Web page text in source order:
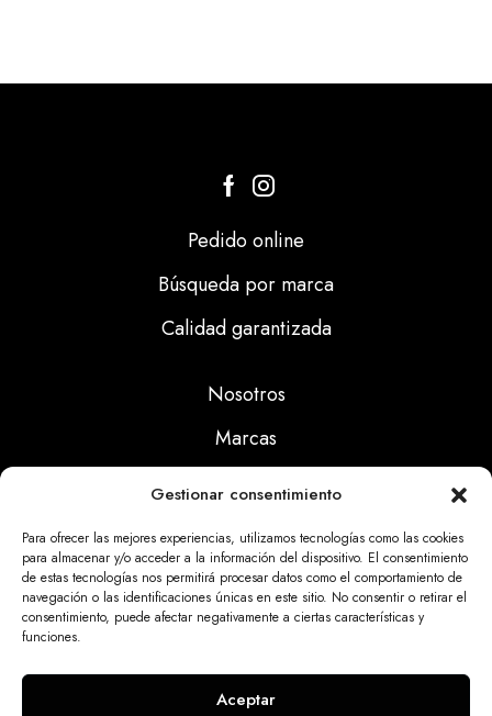
Gestionar consentimiento
Para ofrecer las mejores experiencias, utilizamos tecnologías como las cookies
para almacenar y/o acceder a la información del dispositivo. El consentimiento
de estas tecnologías nos permitirá procesar datos como el comportamiento de
navegación o las identificaciones únicas en este sitio. No consentir o retirar el
consentimiento, puede afectar negativamente a ciertas características y
funciones.
Aceptar
Pedido online
Búsqueda por marca
Calidad garantizada
Nosotros
Marcas
Noticias
Aviso Legal
Politicas Cookies